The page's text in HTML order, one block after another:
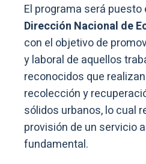
El programa será puesto
Dirección Nacional de
con el objetivo de
y laboral de aquellos
reconocidos que
recolección y
sólidos urbanos, lo cual
provisión de un servicio
fundamental.